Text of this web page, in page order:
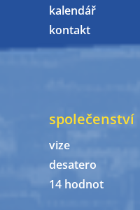
kalendář
kontakt
společenství
vize
desatero
14 hodnot